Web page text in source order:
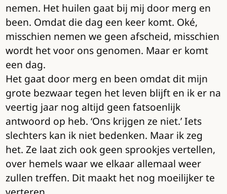
nemen. Het huilen gaat bij mij door merg en
been. Omdat die dag een keer komt. Oké,
misschien nemen we geen afscheid, misschien
wordt het voor ons genomen. Maar er komt
een dag.
Het gaat door merg en been omdat dit mijn
grote bezwaar tegen het leven blijft en ik er na
veertig jaar nog altijd geen fatsoenlijk
antwoord op heb. ‘Ons krijgen ze niet.’ Iets
slechters kan ik niet bedenken. Maar ik zeg
het. Ze laat zich ook geen sprookjes vertellen,
over hemels waar we elkaar allemaal weer
zullen treffen. Dit maakt het nog moeilijker te